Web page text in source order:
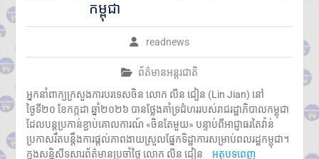
កម្ពុជា
readnews
ព័ត៌មានអន្តរជាតិ
អ្នកនាំពាក្យក្រសួងការបរទេសចិន លោក លីន ជៀន (Lin Jian) នៅ
ថ្ងៃទី២០ ខែកក្កដា ឆ្នាំ២០២៦ បានថ្លែងគាំទ្រជំហររបស់រាជរដ្ឋាភិបាលកម្ពុជា
ដែលបន្តប្រកាន់ខ្ជាប់គោលការណ៍ «ចិនតែមួយ» បន្ទាប់ពីអាជ្ញាធរតៃវ៉ាន់
ប្រកាសរឹតបន្តឹងការផ្តល់ភាពងាយស្រួលផ្នែកទិដ្ឋាការសម្រាប់ពលរដ្ឋកម្ពុជា។
ក្នុងសន្និសីទសារព័ត៌មានប្រចាំថ្ងៃ លោក លីន ជៀន
អត្ថបទពេញ